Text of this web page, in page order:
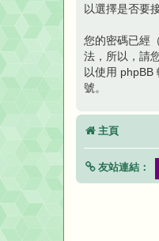
以選擇是否要
您的密碼已經
法，所以，請
以使用 phpBB
號。
主頁
友站連結：